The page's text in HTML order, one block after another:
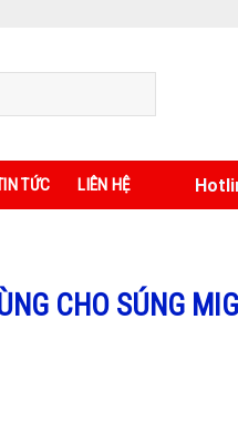
TỨC LIÊN HỆ
CHO SÚNG